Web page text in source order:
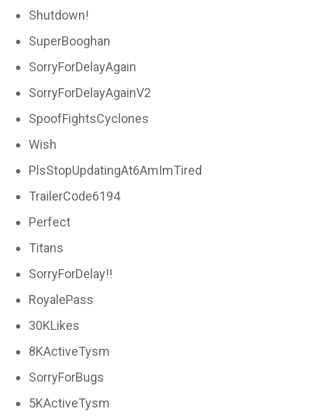
Shutdown!
SuperBooghan
SorryForDelayAgain
SorryForDelayAgainV2
SpoofFightsCyclones
Wish
PlsStopUpdatingAt6AmImTired
TrailerCode6194
Perfect
Titans
SorryForDelay!!
RoyalePass
30KLikes
8KActiveTysm
SorryForBugs
5KActiveTysm